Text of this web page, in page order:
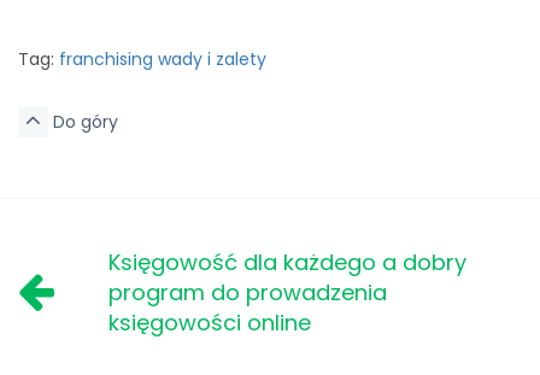
Tag: franchising wady i zalety
Do góry
Księgowość dla każdego a dobry
program do prowadzenia
księgowości online